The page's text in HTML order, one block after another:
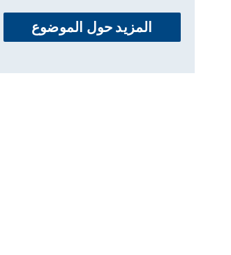
المزيد حول الموضوع